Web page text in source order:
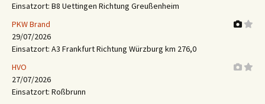
Einsatzort: B8 Uettingen Richtung Greußenheim
PKW Brand
29/07/2026
Einsatzort: A3 Frankfurt Richtung Würzburg km 276,0
HVO
27/07/2026
Einsatzort: Roßbrunn